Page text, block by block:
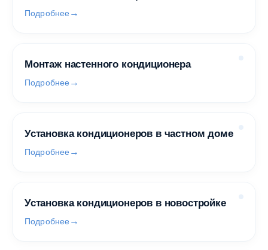
Подробнее
Монтаж настенного кондиционера
Подробнее
Установка кондиционеров в частном доме
Подробнее
Установка кондиционеров в новостройке
Подробнее